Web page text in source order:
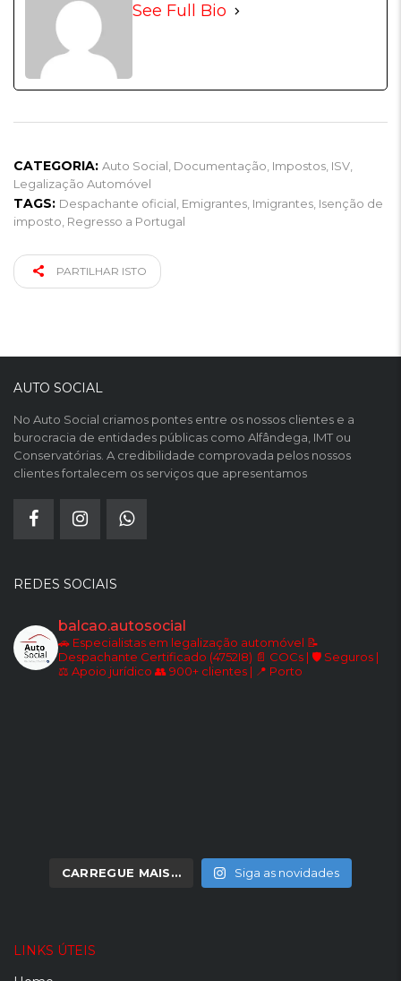
See Full Bio
CATEGORIA: Auto Social, Documentação, Impostos, ISV,
Legalização Automóvel
TAGS: Despachante oficial, Emigrantes, Imigrantes, Isenção de
imposto, Regresso a Portugal
PARTILHAR ISTO
AUTO SOCIAL
No Auto Social criamos pontes entre os nossos clientes e a
burocracia de entidades públicas como Alfândega, IMT ou
Conservatórias. A credibilidade comprovada pelos nossos
clientes fortalecem os serviços que apresentamos
REDES SOCIAIS
balcao.autosocial
🚗 Especialistas em legalização automóvel 📝
Despachante Certificado (4752I8) 📄 COCs | 🛡️ Seguros |
⚖️ Apoio jurídico 👥 900+ clientes | 📍 Porto
CARREGUE MAIS… Siga as novidades
LINKS ÚTEIS